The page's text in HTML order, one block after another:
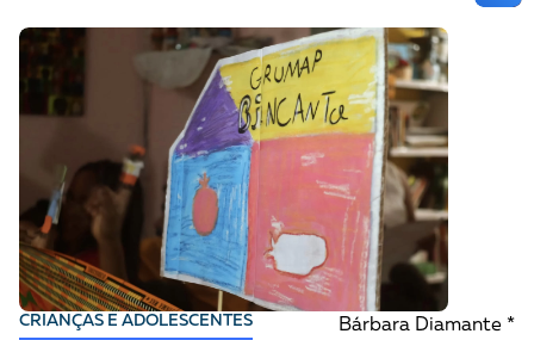
CRIANÇAS E ADOLESCENTES Bárbara Diamante *